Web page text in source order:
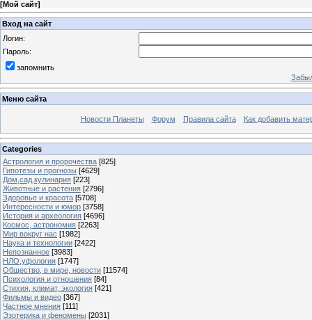
[Мой сайт]
Вход на сайт
Логин:
Пароль:
запомнить
Меню сайта
Новости Планеты Форум Правила сайта Как добавить
Categories
Астрология и пророчества [825]
Гипотезы и прогнозы [4629]
Дом,сад,кулинария [223]
Животные и растения [2796]
Здоровье и красота [5708]
Интересности и юмор [3758]
История и археология [4696]
Космос, астрономия [2263]
Мир вокруг нас [1982]
Наука и технологии [2422]
Непознанное [3983]
НЛО,уфология [1747]
Общество, в мире, новости [11574]
Психология и отношения [84]
Стихия, климат, экология [421]
Фильмы и видео [367]
Частное мнения [111]
Эзотерика и феномены [2031]